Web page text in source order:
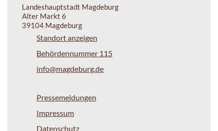
Landeshauptstadt Magdeburg
Alter Markt 6
39104 Magdeburg
Standort anzeigen
Behördennummer 115
info@magdeburg.de
Pressemeldungen
Impressum
Datenschutz